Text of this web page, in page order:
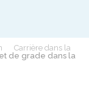
Carrière dans la
de grade dans la